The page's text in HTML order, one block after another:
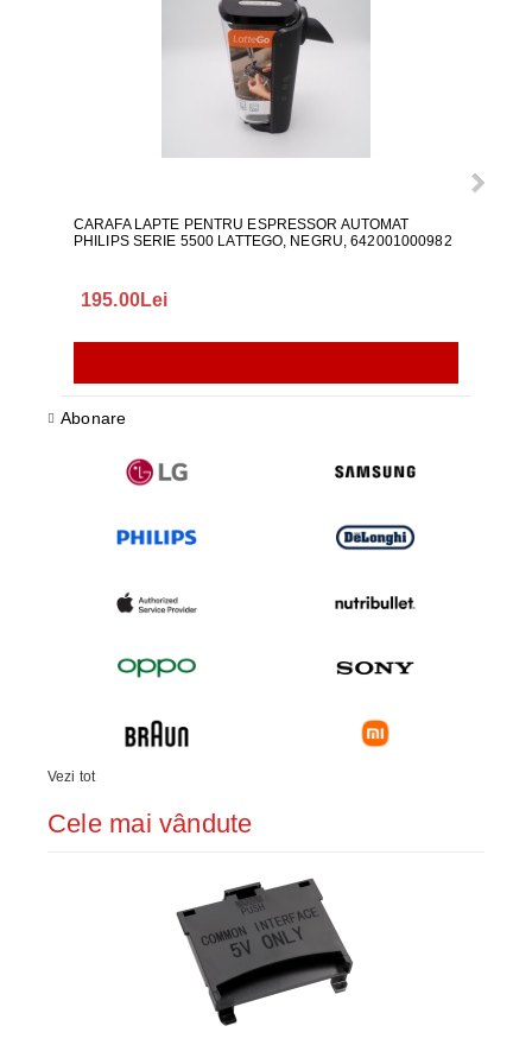
CARAFA LAPTE PENTRU ESPRESSOR AUTOMAT
PHILIPS SERIE 5500 LATTEGO, NEGRU, 642001000982
195.00Lei
Abonare
Vezi tot
Cele mai vândute